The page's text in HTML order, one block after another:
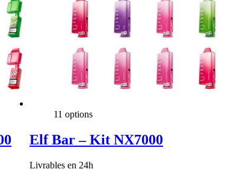
11 options
Elf Bar – Kit NX7000
Livrables en 24h